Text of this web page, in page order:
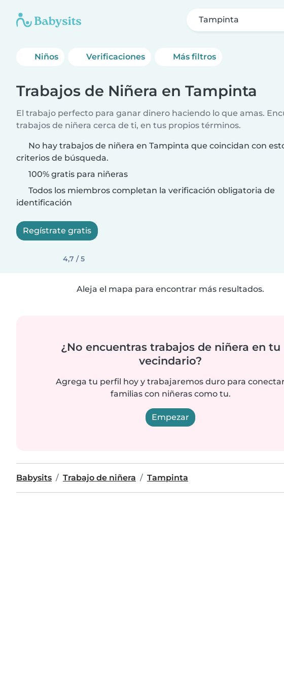
Tampinta
Niños Verificaciones Más filtros
Trabajos de Niñera en Tampinta
El trabajo perfecto para ganar dinero haciendo lo que amas.
trabajos de niñera cerca de ti, en tus propios términos.
No hay trabajos de niñera en Tampinta que coincidan con
criterios de búsqueda.
100% gratis para niñeras
Todos los miembros completan la verificación obligatoria de
identificación
Regístrate gratis
4,7 / 5
Aleja el mapa para encontrar más resultados.
¿No encuentras trabajos de niñera en tu
vecindario?
Agrega tu perfil hoy y trabajaremos duro para conectar
familias con niñeras como tu.
Empezar
Babysits Trabajo de niñera Tampinta